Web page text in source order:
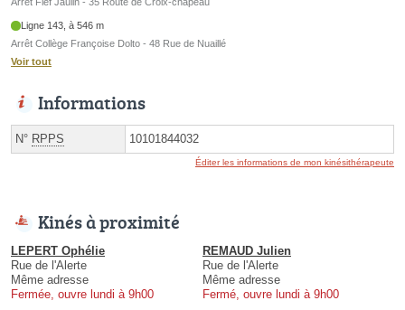
Ligne 143, à 546 m
Arrêt Collège Françoise Dolto - 48 Rue de Nuaillé
Voir tout
Informations
N° RPPS 10101844032
Éditer les informations de mon kinésithérapeute
Kinés à proximité
LEPERT Ophélie
Rue de l'Alerte
Même adresse
Fermée, ouvre lundi à 9h00
REMAUD Julien
Rue de l'Alerte
Même adresse
Fermé, ouvre lundi à 9h00